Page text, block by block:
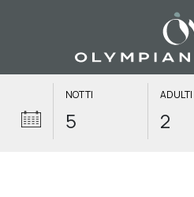
NOTTI ADULTI